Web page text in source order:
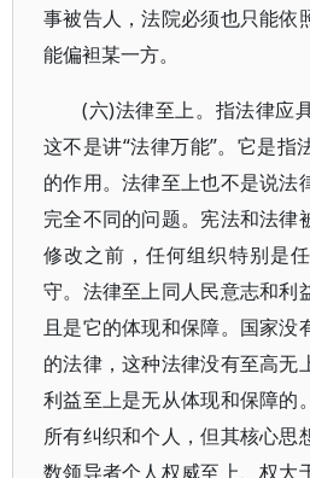
事被告人，法院必须也只能依
能偏袒某一方。
(六)法律至上。指法律应
这不是讲“法律万能”。它是指
的作用。法律至上也不是说法
完全不同的问题。宪法和法律
修改之前，任何组织特别是
守。法律至上同人民意志和利
且是它的体现和保障。国家没
的法律，这种法律没有至高无
利益至上是无从体现和保障的
所有纠织和个人，但其核心思
数领导者个人权威至上、权大